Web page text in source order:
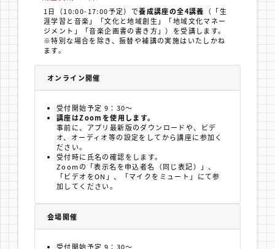
1日（10:00-17:00予定）で養成講座の全4講義 （「生
涯学習と音楽」「文化と地域創生」「地域文化マネー
ジメント」「音楽企画書の書き方」）を受講します。
※特別な場合を除き、振替や補講の実施はいたしかね
ます。
オンライン開催
受付開始予定 9：30～
講座はZoomを使用します。
事前に、アプリ最新版のダウンロードや、ビデ
オ、オーディオ等の設定をしてから講座に参加く
ださい。
受付時に氏名の確認をします。
Zoomの「表示名を申込者名（同じ表記）」、
「ビデオをON」、「マイクをミュート」にて参
加してください。
会場開催
受付開始予定 9：30～